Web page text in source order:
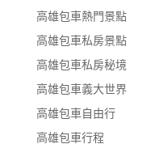
高雄包車熱門景點
高雄包車私房景點
高雄包車私房秘境
高雄包車義大世界
高雄包車自由行
高雄包車行程